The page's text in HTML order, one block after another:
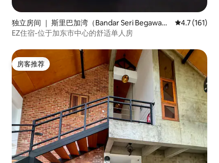
独立房间 ｜ 斯里巴加湾（Bandar Seri Begawa
n）
平均评分 4.7
4.7 (161)
EZ住宿-位于加东市中心的舒适单人房
房客推荐
房客推荐